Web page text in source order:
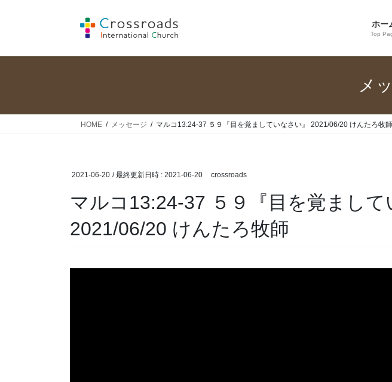
ホー
Top
メ
HOME メッセージ マルコ13:24-37 ５９『目を覚ましていなさい』 2021/06/20 けんたろ牧師
2021-06-20 / 最終更新日時 : 2021-06-20 crossroads
マルコ13:24-37 ５９『目を覚まして
2021/06/20 けんたろ牧師